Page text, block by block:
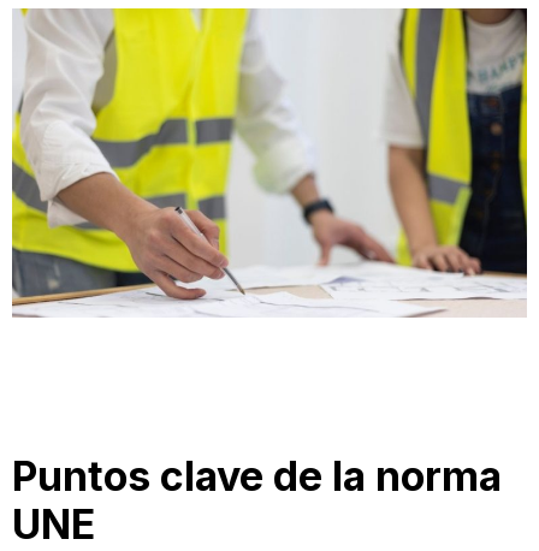
Puntos clave de la norma
UNE